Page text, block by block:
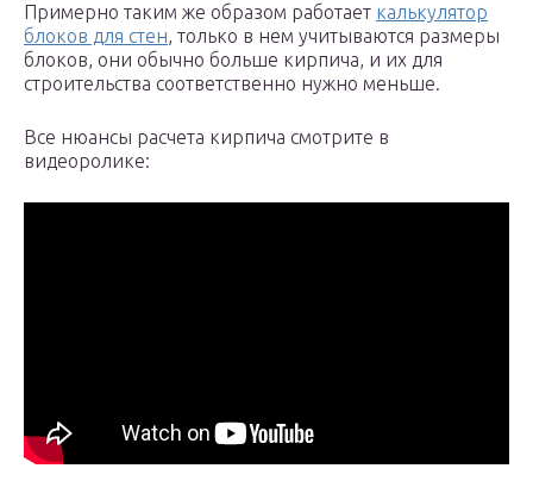
Примерно таким же образом работает калькулятор
блоков для стен, только в нем учитываются размеры
блоков, они обычно больше кирпича, и их для
строительства соответственно нужно меньше.
Все нюансы расчета кирпича смотрите в
видеоролике: